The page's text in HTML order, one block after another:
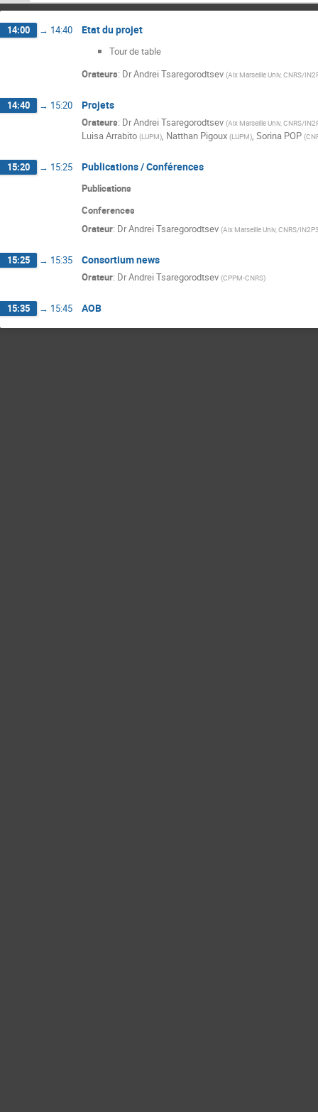
14:00 → 14:40 Etat du projet
Tour de table
Orateurs: DrAndrei Tsaregorodtsev (Aix Marseille Univ, CNRS/
14:40 → 15:20 Projets
Orateurs: DrAndrei Tsaregorodtsev (Aix Marseille Univ, CNRS/
Luisa Arrabito (LUPM), Natthan Pigoux (LUPM), Sorina POP (
15:20 → 15:25 Publications / Conférences
Publications
Conferences
Orateur: DrAndrei Tsaregorodtsev (Aix Marseille Univ, CNRS/
15:25 → 15:35 Consortium news
Orateur: DrAndrei Tsaregorodtsev (CPPM-CNRS)
15:35 → 15:45 AOB